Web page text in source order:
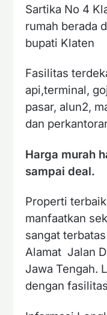
Sartika No 4
rumah berada
bupati Klaten
Fasilitas
api,terminal,
pasar, alun2,
dan
Harga murah
sampai deal.
Properti
manfaatkan
sangat
Alamat Jalan
Jawa Tengah.
dengan